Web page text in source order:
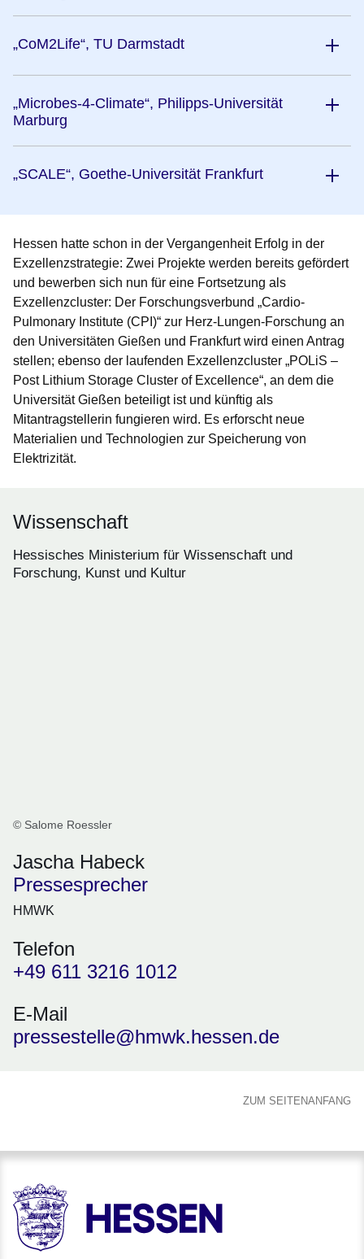
„CoM2Life“, TU Darmstadt
„Microbes-4-Climate“, Philipps-Universität
Marburg
„SCALE“, Goethe-Universität Frankfurt
Hessen hatte schon in der Vergangenheit Erfolg in der
Exzellenzstrategie: Zwei Projekte werden bereits gefördert
und bewerben sich nun für eine Fortsetzung als
Exzellenzcluster: Der Forschungsverbund „Cardio-
Pulmonary Institute (CPI)“ zur Herz-Lungen-Forschung an
den Universitäten Gießen und Frankfurt wird einen Antrag
stellen; ebenso der laufenden Exzellenzcluster „POLiS –
Post Lithium Storage Cluster of Excellence“, an dem die
Universität Gießen beteiligt ist und künftig als
Mitantragstellerin fungieren wird. Es erforscht neue
Materialien und Technologien zur Speicherung von
Elektrizität.
Wissenschaft
Hessisches Ministerium für Wissenschaft und
Forschung, Kunst und Kultur
© Salome Roessler
Jascha Habeck
Pressesprecher
HMWK
Telefon
+49 611 3216 1012
E-Mail
pressestelle@hmwk.hessen.de
ZUM SEITENANFANG
HESSEN - Hessische Landesregierung